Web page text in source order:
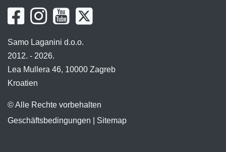
Samo Laganini d.o.o.
2012. - 2026.
Lea Mullera 46, 10000 Zagreb
Kroatien
© Alle Rechte vorbehalten
Geschäftsbedingungen
Sitemap